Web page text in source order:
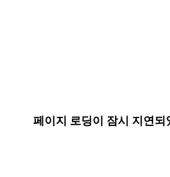
페이지 로딩이 잠시 지연